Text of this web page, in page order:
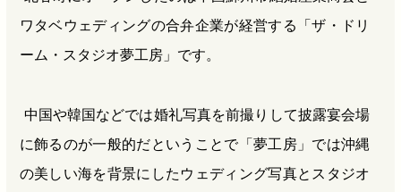
ワタベウェディングの合弁企業が経営する「ザ・ドリ
ーム・スタジオ夢工房」です。
中国や韓国などでは婚礼写真を前撮りして披露宴会場
に飾るのが一般的だということで「夢工房」では沖縄
の美しい海を背景にしたウェディング写真とスタジオ